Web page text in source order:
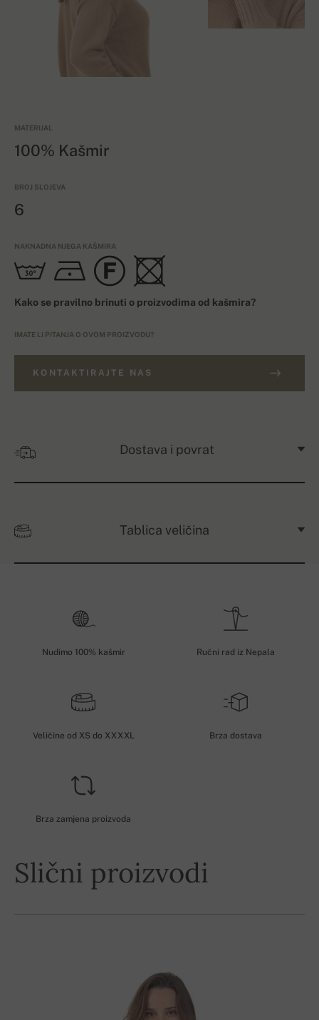
MATERIJAL
100% Kašmir
BROJ SLOJEVA
6
NAKNADNA NJEGA KAŠMIRA
Kako se pravilno brinuti o proizvodima od kašmira?
IMATE LI PITANJA O OVOM PROIZVODU?
KONTAKTIRAJTE NAS
Dostava i povrat
Tablica veličina
Nudimo 100% kašmir Ručni rad iz Nepala
Veličine od XS do XXXXL Brza dostava
Brza zamjena proizvoda
Slični proizvodi